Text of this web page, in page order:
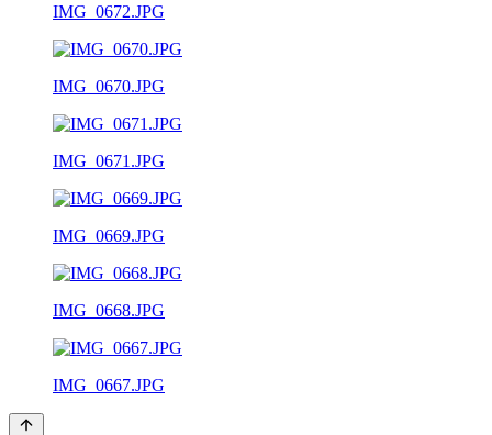
IMG_0672.JPG
IMG_0670.JPG
IMG_0671.JPG
IMG_0669.JPG
IMG_0668.JPG
IMG_0667.JPG